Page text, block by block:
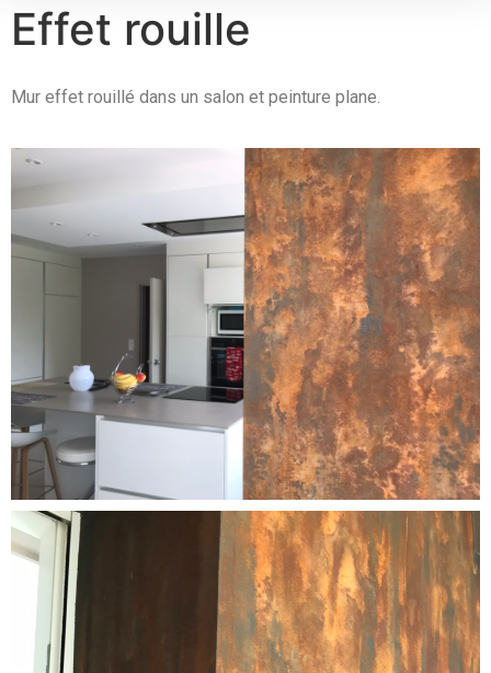
Effet rouille
Mur effet rouillé dans un salon et peinture plane.